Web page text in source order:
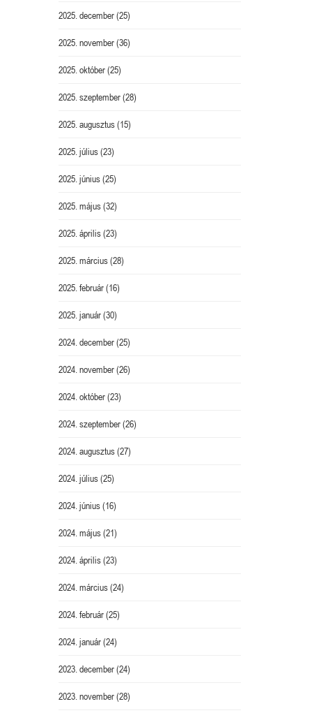
2025. december(25)
2025. november(36)
2025. október(25)
2025. szeptember(28)
2025. augusztus(15)
2025. július(23)
2025. június(25)
2025. május(32)
2025. április(23)
2025. március(28)
2025. február(16)
2025. január(30)
2024. december(25)
2024. november(26)
2024. október(23)
2024. szeptember(26)
2024. augusztus(27)
2024. július(25)
2024. június(16)
2024. május(21)
2024. április(23)
2024. március(24)
2024. február(25)
2024. január(24)
2023. december(24)
2023. november(28)